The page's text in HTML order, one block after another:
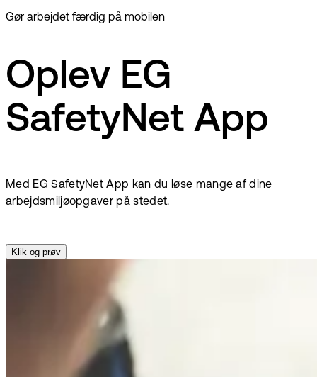
Gør arbejdet færdig på mobilen
Oplev EG
SafetyNet App
Med EG SafetyNet App kan du løse mange af dine
arbejdsmiljøopgaver på stedet.
Klik og prøv